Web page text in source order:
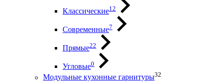
Классические12
Современные7
Прямые22
Угловые0
Модульные кухонные гарнитуры32